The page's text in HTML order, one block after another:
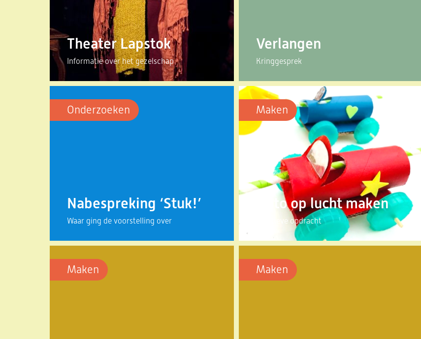
Theater Lapstok
Informatie over het gezelschap
Verlangen
Kringgesprek
Onderzoeken
Nabespreking ‘Stuk!’
Waar ging de voorstelling over
Maken
Auto op lucht maken
Creatieve opdracht
Maken Maken